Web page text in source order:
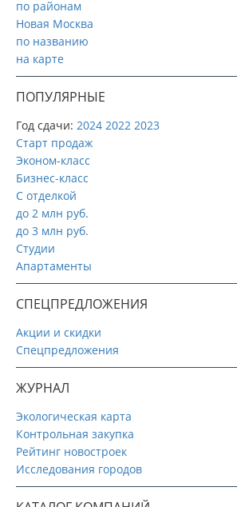
по районам
Новая Москва
по названию
на карте
ПОПУЛЯРНЫЕ
Год сдачи: 2024 2022 2023
Старт продаж
Эконом-класс
Бизнес-класс
С отделкой
до 2 млн руб.
до 3 млн руб.
Студии
Апартаменты
СПЕЦПРЕДЛОЖЕНИЯ
Акции и скидки
Спецпредложения
ЖУРНАЛ
Экологическая карта
Контрольная закупка
Рейтинг новостроек
Исследования городов